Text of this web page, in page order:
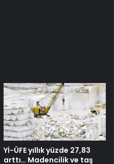
Yİ-ÜFE yıllık yüzde 27,83
arttı… Madencilik ve taş